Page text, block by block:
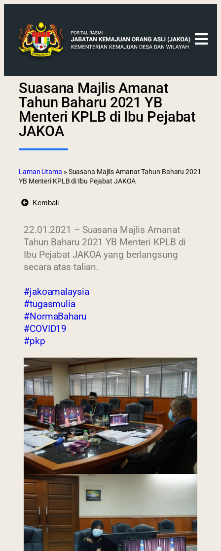
Suasana Majlis Amanat
Tahun Baharu 2021 YB
Menteri KPLB di Ibu Pejabat
JAKOA
Laman Utama » Suasana Majlis Amanat Tahun Baharu 2021
YB Menteri KPLB di Ibu Pejabat JAKOA
Kembali
22.01.2021 – Suasana Majlis Amanat
Tahun Baharu 2021 YB Menteri KPLB di
Ibu Pejabat JAKOA yang berlangsung
secara atas talian.
#jakoamalaysia
#tugasmulia
#NormaBaharu
#COVID19
#pkp